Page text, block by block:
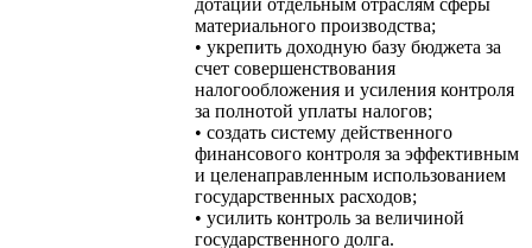
дотации отдельным отраслям сферы
материального производства;
• укрепить доходную базу бюджета за
счет совершенствования
налогообложения и усиления контроля
за полнотой уплаты налогов;
• создать систему действенного
финансового контроля за эффективным
и целенаправленным использованием
государственных расходов;
• усилить контроль за величиной
государственного долга.